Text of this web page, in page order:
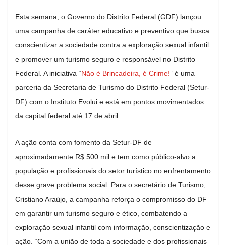
Esta semana, o Governo do Distrito Federal (GDF) lançou
uma campanha de caráter educativo e preventivo que busca
conscientizar a sociedade contra a exploração sexual infantil
e promover um turismo seguro e responsável no Distrito
Federal. A iniciativa “Não é Brincadeira, é Crime!” é uma
parceria da Secretaria de Turismo do Distrito Federal (Setur-
DF) com o Instituto Evolui e está em pontos movimentados
da capital federal até 17 de abril.
A ação conta com fomento da Setur-DF de
aproximadamente R$ 500 mil e tem como público-alvo a
população e profissionais do setor turístico no enfrentamento
desse grave problema social. Para o secretário de Turismo,
Cristiano Araújo, a campanha reforça o compromisso do DF
em garantir um turismo seguro e ético, combatendo a
exploração sexual infantil com informação, conscientização e
ação. “Com a união de toda a sociedade e dos profissionais